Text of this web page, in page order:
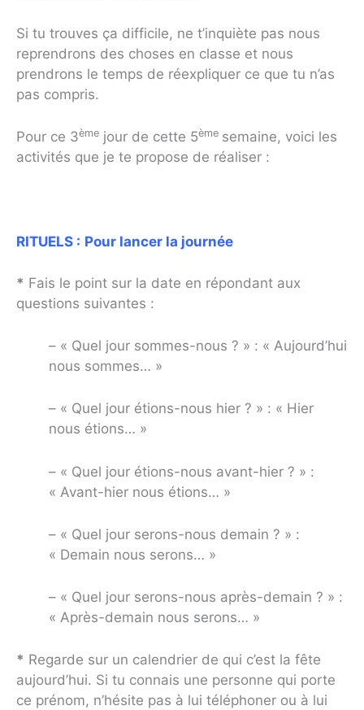
Si tu trouves ça difficile, ne t’inquiète pas nous
reprendrons des choses en classe et nous
prendrons le temps de réexpliquer ce que tu n’as
pas compris.
Pour ce 3ème jour de cette 5ème semaine, voici les
activités que je te propose de réaliser :
RITUELS : Pour lancer la journée
* Fais le point sur la date en répondant aux
questions suivantes :
– « Quel jour sommes-nous ? » : « Aujourd’hui
nous sommes… »
– « Quel jour étions-nous hier ? » : « Hier
nous étions… »
– « Quel jour étions-nous avant-hier ? » :
« Avant-hier nous étions… »
– « Quel jour serons-nous demain ? » :
« Demain nous serons… »
– « Quel jour serons-nous après-demain ? » :
« Après-demain nous serons… »
* Regarde sur un calendrier de qui c’est la fête
aujourd’hui. Si tu connais une personne qui porte
ce prénom, n’hésite pas à lui téléphoner ou à lui